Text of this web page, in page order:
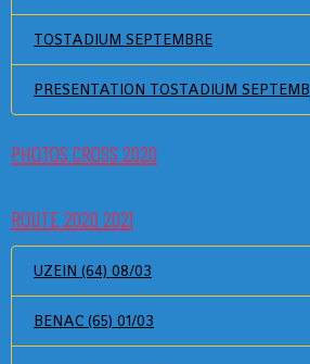
TOSTADIUM SEPTEMBRE
PRESENTATION TOSTADIUM SEPTEMB
PHOTOS CROSS 2020
ROUTE 2020 2021
UZEIN (64) 08/03
BENAC (65) 01/03